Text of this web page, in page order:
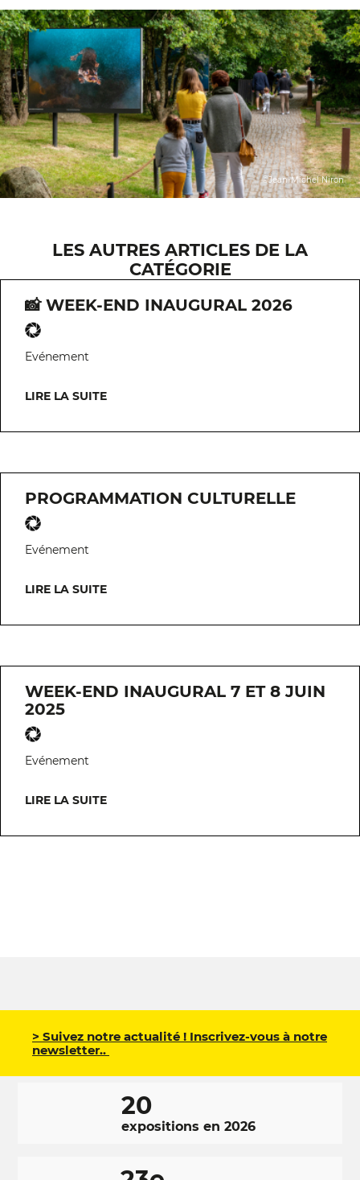
©Jean-Michel Niron
LES AUTRES ARTICLES DE LA
CATÉGORIE
📸 WEEK-END INAUGURAL 2026
Evénement
LIRE LA SUITE
PROGRAMMATION CULTURELLE
Evénement
LIRE LA SUITE
WEEK-END INAUGURAL 7 ET 8 JUIN
2025
Evénement
LIRE LA SUITE
> Suivez notre actualité ! Inscrivez-vous à notre
newsletter..
20
expositions en 2026